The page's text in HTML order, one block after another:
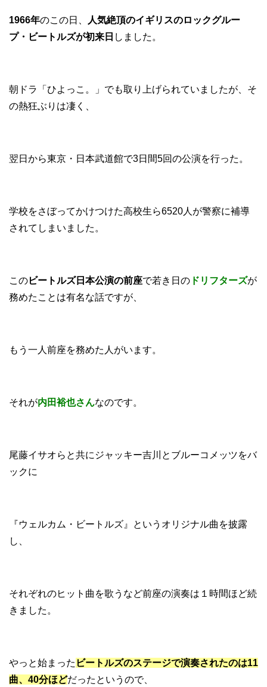
1966年のこの日、
人気絶頂のイギリスのロックグルー
プ・ビートルズが初来日 しました。
朝ドラ「ひよっこ。」でも取り上げられていましたが、そ
の熱狂ぶりは凄く、
翌日から東京・日本武道館で3日間5回の公演を行った。
学校をさぼってかけつけた高校生ら6520人が警察に補導
されてしまいました。
このビートルズ日本公演の前座で若き日の ドリフターズが
務めたことは有名な話ですが、
もう一人前座を務めた人がいます。
それが内田裕也さんなのです。
尾藤イサオらと共にジャッキー吉川とブルーコメッツをバ
ックに
『ウェルカム・ビートルズ』というオリジナル曲を披露
し、
それぞれのヒット曲を歌うなど前座の演奏は１時間ほど続
きました。
やっと始まった ビートルズのステージで演奏されたのは11
曲、40分ほどだったというので、